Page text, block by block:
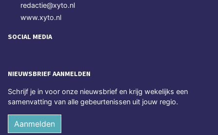
redactie@xyto.nl
www.xyto.nl
SOCIAL MEDIA
NIEUWSBRIEF AANMELDEN
Schrijf je in voor onze nieuwsbrief en krijg wekelijks een
samenvatting van alle gebeurtenissen uit jouw regio.
Aanmelden